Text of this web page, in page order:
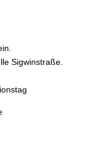
Sigwinstraße.